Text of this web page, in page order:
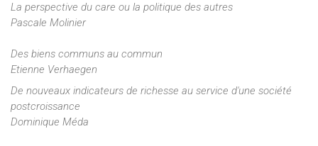
La perspective du care ou la politique des autres
Pascale Molinier
Des biens communs au commun
Etienne Verhaegen
De nouveaux indicateurs de richesse au service d'une société
postcroissance
Dominique Méda